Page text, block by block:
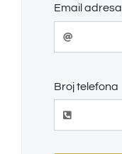
Email adresa
Broj telefona